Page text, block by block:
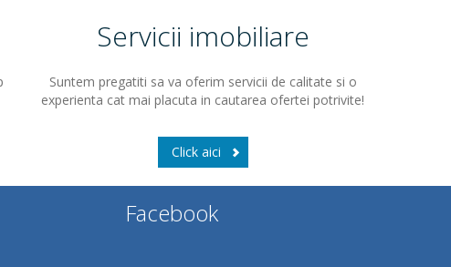
Servicii imobiliare
Suntem pregatiti sa va oferim servicii de calitate si o
experienta cat mai placuta in cautarea ofertei potrivite!
Click aici
Facebook